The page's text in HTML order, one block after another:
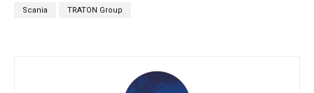
Scania TRATON Group